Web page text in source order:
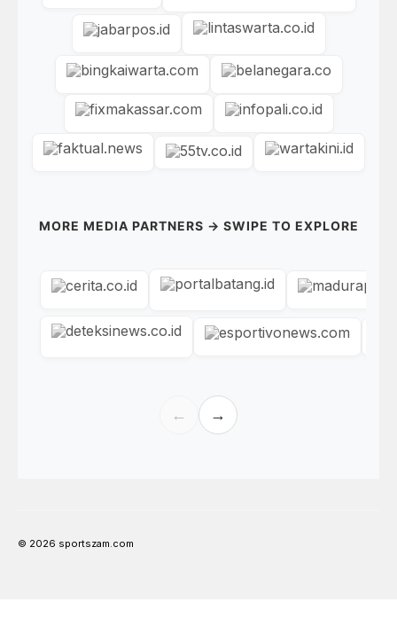
MORE MEDIA PARTNERS → SWIPE TO EXPLORE
← →
© 2026 sportszam.com